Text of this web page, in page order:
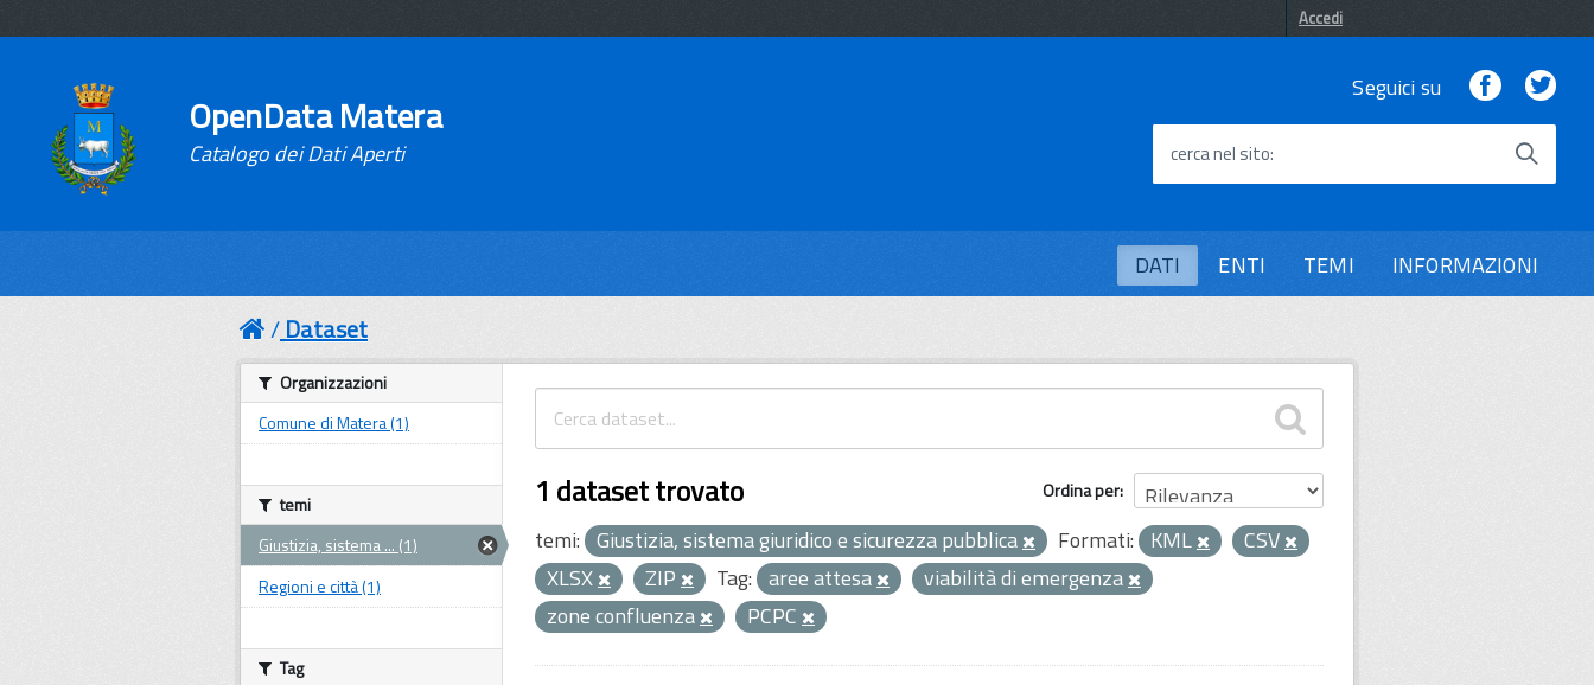
Accedi
OpenData Matera
Catalogo dei Dati Aperti
Seguici su Facebook
cerca nel sito
DATI ENTI TEMI INFORMAZIONI
Dataset
Ordina per
1 dataset trovato
temi: Giustizia, sistema giuridico e sicurezza pubblica Formati: KML
CSV
XLSX
ZIP Tag: aree attesa
viabilità di emergenza
zone confluenza
PCPC
Organizzazioni
Comune di Matera (1)
temi
Giustizia, sistema ... (1)
Regioni e città (1)
Tag